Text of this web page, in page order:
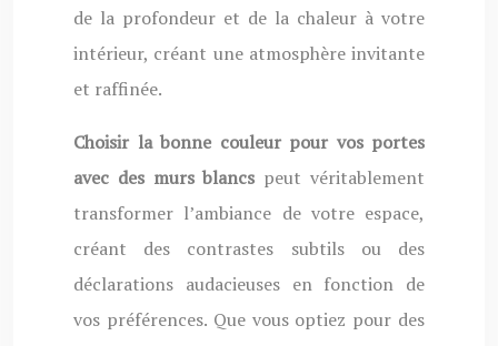
de la profondeur et de la chaleur à votre
intérieur, créant une atmosphère invitante
et raffinée.
Choisir la bonne couleur pour vos portes
avec des murs blancs peut véritablement
transformer l’ambiance de votre espace,
créant des contrastes subtils ou des
déclarations audacieuses en fonction de
vos préférences. Que vous optiez pour des